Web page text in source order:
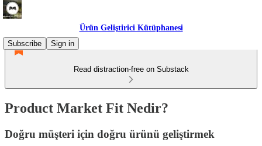
Ürün Geliştirici Kütüphanesi
Subscribe
Sign in
Read distraction-free on Substack
Product Market Fit Nedir?
Doğru müşteri için doğru ürünü geliştirmek